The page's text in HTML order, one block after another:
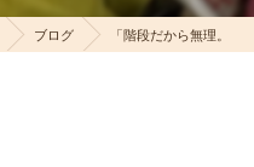
ブログ 「階段だから無理。